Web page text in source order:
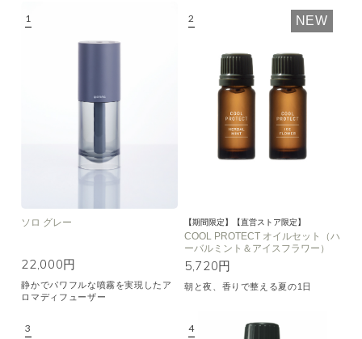
ソロ グレー
22,000円
静かでパワフルな噴霧を実現したア
ロマディフューザー
NEW
【期間限定】【直営ストア限定】
COOL PROTECT オイルセット（ハ
ーバルミント＆アイスフラワー）
5,720円
朝と夜、香りで整える夏の1日